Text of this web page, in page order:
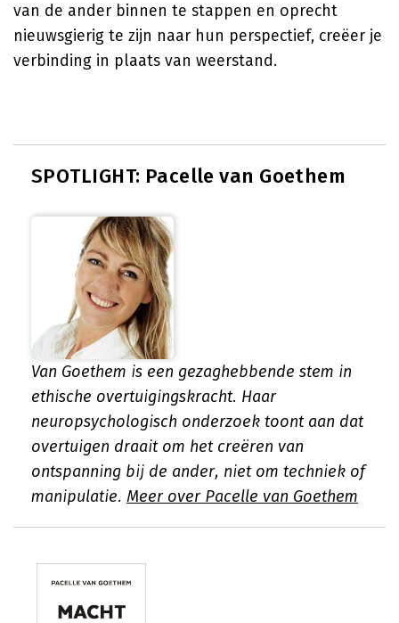
van de ander binnen te stappen en oprecht
nieuwsgierig te zijn naar hun perspectief, creëer je
verbinding in plaats van weerstand.
SPOTLIGHT: Pacelle van Goethem
Van Goethem is een gezaghebbende stem in
ethische overtuigingskracht. Haar
neuropsychologisch onderzoek toont aan dat
overtuigen draait om het creëren van
ontspanning bij de ander, niet om techniek of
manipulatie. Meer over Pacelle van Goethem